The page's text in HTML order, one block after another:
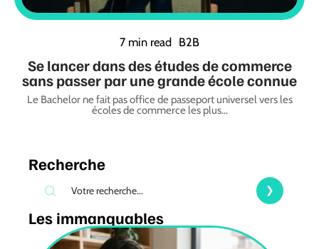
7 min read B2B
Se lancer dans des études de commerce
sans passer par une grande école connue
Le Bachelor ne fait pas office de passeport universel vers les
écoles de commerce les plus…
Recherche
Les immanquables